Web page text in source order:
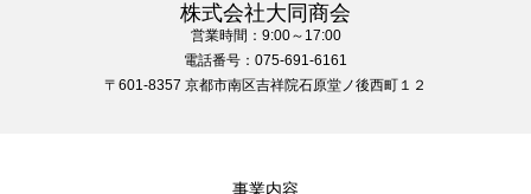
株式会社大同商会
営業時間：9:00～17:00
電話番号：075-691-6161
〒601-8357 京都市南区吉祥院石原堂ノ後西町１２
事業内容